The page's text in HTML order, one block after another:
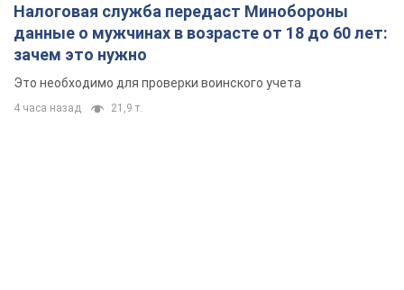
Налоговая служба передаст Минобороны
данные о мужчинах в возрасте от 18 до 60 лет:
зачем это нужно
Это необходимо для проверки воинского учета
4 часа назад 21,9 т.